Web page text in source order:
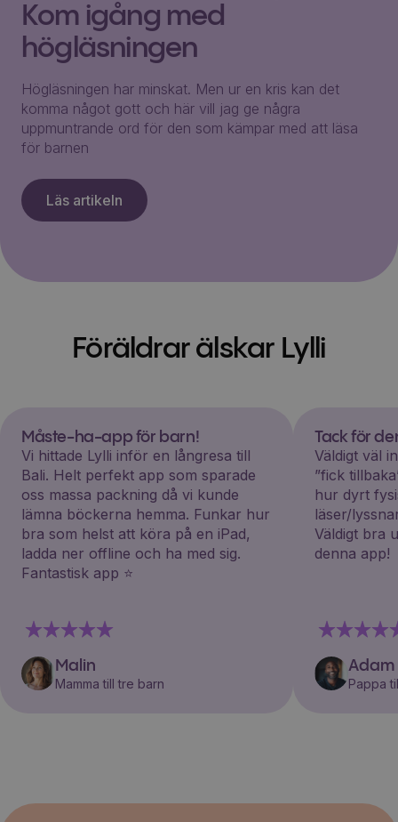
Kom igång med
högläsningen
Högläsningen har minskat. Men ur en kris kan det
komma något gott och här vill jag ge några
uppmuntrande ord för den som kämpar med att läsa
för barnen
Läs artikeln
Föräldrar älskar Lylli
Måste-ha-app för barn!
Vi hittade Lylli inför en långresa till
Bali. Helt perfekt app som sparade
oss massa packning då vi kunde
lämna böckerna hemma. Funkar hur
bra som helst att köra på en iPad,
ladda ner offline och ha med sig.
Fantastisk app ⭐️
Malin
Mamma till tre barn
Tack för
Väldigt väl
”fick
hur dyrt
läser/
Väldigt bra
denna app!
Adam
Pappa